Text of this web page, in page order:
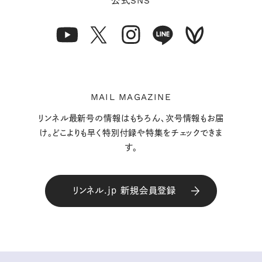
MAIL MAGAZINE
リンネル最新号の情報はもちろん、次号情報もお届
け。どこよりも早く特別付録や特集をチェックできま
す。
リンネル.jp 新規会員登録